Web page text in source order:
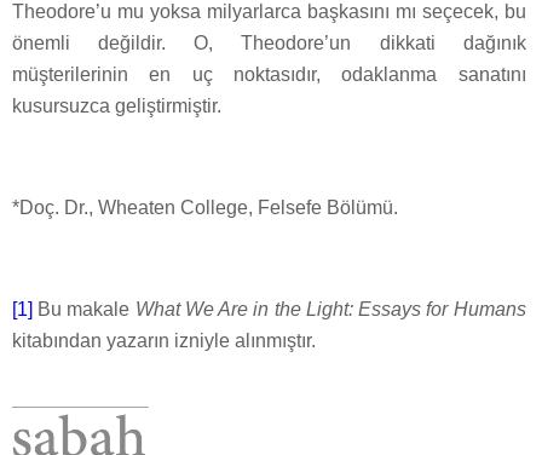
Theodore’u mu yoksa milyarlarca başkasını mı seçecek, bu
önemli değildir. O, Theodore’un dikkati dağınık
müşterilerinin en uç noktasıdır, odaklanma sanatını
kusursuzca geliştirmiştir.
*Doç. Dr., Wheaten College, Felsefe Bölümü.
[1] Bu makale What We Are in the Light: Essays for Humans
kitabından yazarın izniyle alınmıştır.